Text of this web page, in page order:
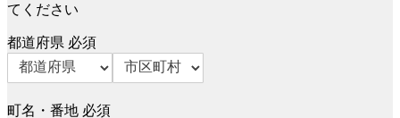
てください
都道府県 必須
町名・番地 必須